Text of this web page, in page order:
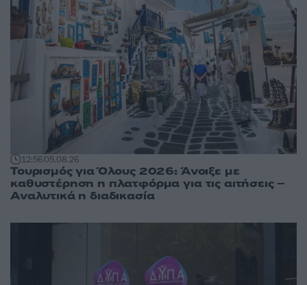
12:5605.08.26
Τουρισμός για Όλους 2026: Άνοιξε με
καθυστέρηση η πλατφόρμα για τις αιτήσεις –
Αναλυτικά η διαδικασία